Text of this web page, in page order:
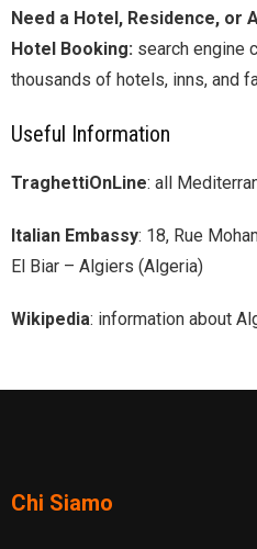
Need a Hotel, Residence, or
Hotel Booking: search engine
thousands of hotels, inns, and
Useful Information
TraghettiOnLine: all
Italian Embassy: 18, Rue
El Biar – Algiers (Algeria)
Wikipedia: information about
Chi Siamo